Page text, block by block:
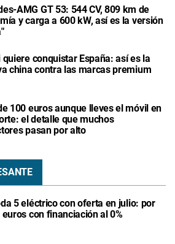
AMG GT 53: 544 CV, 809 km de
y carga a 600 kW, así es la versión
quiere conquistar España: así es la
china contra las marcas premium
100 euros aunque lleves el móvil en
el detalle que muchos
pasan por alto
5 eléctrico con oferta en julio: por
con financiación al 0%